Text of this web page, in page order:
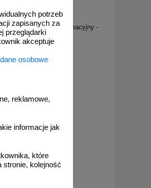
potrzeb
zapisanych za
przeglądarki
akceptuje
osobowe
reklamowe,
informacje jak
które
stronie, kolejność
umyj ręce - znak informacyjny -
RB018
od 4,06 zł